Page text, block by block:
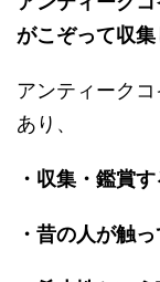
がこぞって収集
アンティーク
あり、
・収集・鑑賞
・昔の人が触